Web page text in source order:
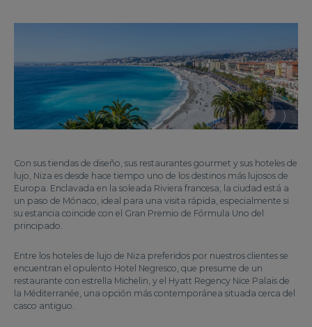
Con sus tiendas de diseño, sus restaurantes gourmet y sus hoteles de
lujo, Niza es desde hace tiempo uno de los destinos más lujosos de
Europa. Enclavada en la soleada Riviera francesa, la ciudad está a
un paso de Mónaco, ideal para una visita rápida, especialmente si
su estancia coincide con el Gran Premio de Fórmula Uno del
principado.
Entre los hoteles de lujo de Niza preferidos por nuestros clientes se
encuentran el opulento Hotel Negresco, que presume de un
restaurante con estrella Michelin, y el Hyatt Regency Nice Palais de
la Méditerranée, una opción más contemporánea situada cerca del
casco antiguo.